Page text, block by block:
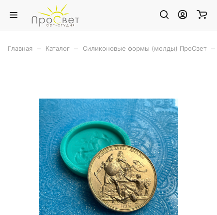
Главная Каталог Силиконовые формы (молды) ПроСвет